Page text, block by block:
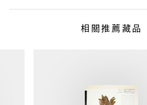
相關推薦藏品